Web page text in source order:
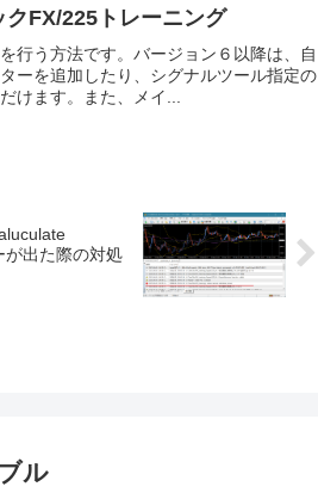
FX/225トレーニング
行う方法です。バージョン６以降は、自
ーを追加したり、シグナルツール指定の
けます。また、メイ...
が出た際の対処
ル